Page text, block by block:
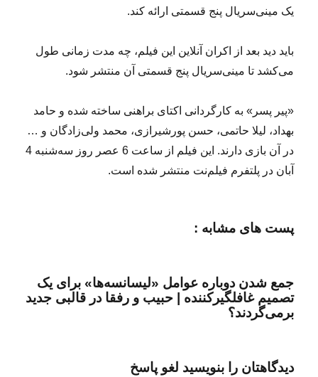
یک مینی‌سریال پنج قسمتی ارائه کند.
باید دید بعد از اکران آنلاین این فیلم، چه مدت زمانی طول
می‌کشد تا مینی‌سریال پنج قسمتی آن منتشر شود.
«پیر پسر» به کارگردانی اکتای براهنی ساخته شده و حامد
بهداد، لیلا حاتمی، حسن پورشیرازی، محمد ولی‌زادگان و …
در آن بازی دارند. این فیلم از ساعت 6 عصر روز سه‌شنبه 4
آبان در پلتفرم فیلم‌نت منتشر شده است.
پست های مشابه :
جمع شدن دوباره عوامل «لیسانسه‌ها» برای یک
تصمیم غافلگیرکننده | حبیب و رفقا در قالبی جدید
برمی‌گردند؟
دیدگاهتان را بنویسید لغو پاسخ